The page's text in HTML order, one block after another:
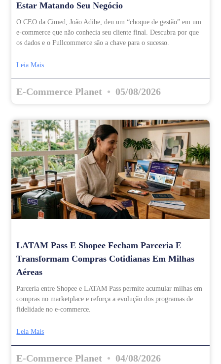
Estar Matando Seu Negócio
O CEO da Cimed, João Adibe, deu um “choque de gestão” em um
e-commerce que não conhecia seu cliente final. Descubra por que
os dados e o Fullcommerce são a chave para o sucesso.
Leia Mais
E-Commerce Planet 05/08/2026
LATAM Pass E Shopee Fecham Parceria E
Transformam Compras Cotidianas Em Milhas
Aéreas
Parceria entre Shopee e LATAM Pass permite acumular milhas em
compras no marketplace e reforça a evolução dos programas de
fidelidade no e-commerce.
Leia Mais
E-Commerce Planet 04/08/2026